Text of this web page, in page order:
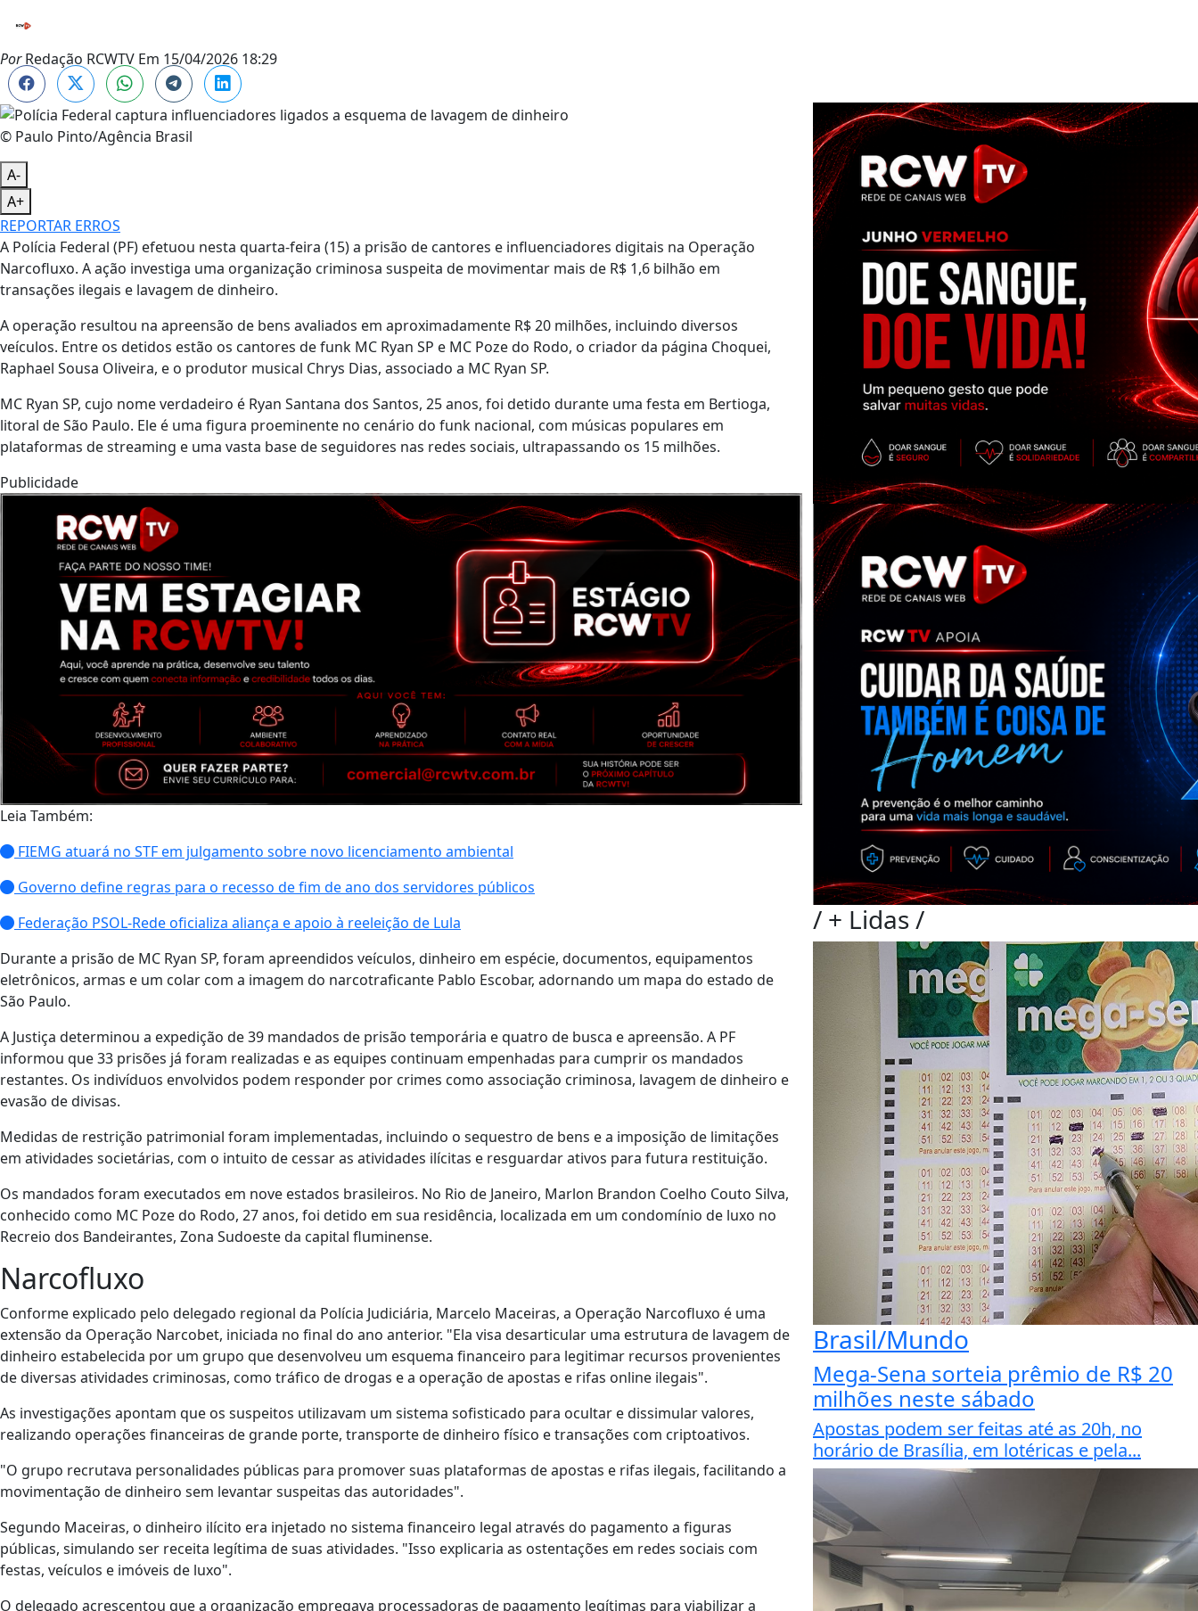
PorRedação RCWTV Em 15/04/2026 18:29
© Paulo Pinto/Agência Brasil
A-
A+
REPORTAR ERROS
A Polícia Federal (PF) efetuou nesta quarta-feira (15) a prisão de cantores e influenciadores digitais na Operação
Narcofluxo. A ação investiga uma organização criminosa suspeita de movimentar mais de R$ 1,6 bilhão em
transações ilegais e lavagem de dinheiro.
A operação resultou na apreensão de bens avaliados em aproximadamente R$ 20 milhões, incluindo diversos
veículos. Entre os detidos estão os cantores de funk MC Ryan SP e MC Poze do Rodo, o criador da página Choquei,
Raphael Sousa Oliveira, e o produtor musical Chrys Dias, associado a MC Ryan SP.
MC Ryan SP, cujo nome verdadeiro é Ryan Santana dos Santos, 25 anos, foi detido durante uma festa em Bertioga,
litoral de São Paulo. Ele é uma figura proeminente no cenário do funk nacional, com músicas populares em
plataformas de streaming e uma vasta base de seguidores nas redes sociais, ultrapassando os 15 milhões.
Publicidade
Leia Também:
FIEMG atuará no STF em julgamento sobre novo licenciamento ambiental
Governo define regras para o recesso de fim de ano dos servidores públicos
Federação PSOL-Rede oficializa aliança e apoio à reeleição de Lula
Durante a prisão de MC Ryan SP, foram apreendidos veículos, dinheiro em espécie, documentos, equipamentos
eletrônicos, armas e um colar com a imagem do narcotraficante Pablo Escobar, adornando um mapa do estado de
São Paulo.
A Justiça determinou a expedição de 39 mandados de prisão temporária e quatro de busca e apreensão. A PF
informou que 33 prisões já foram realizadas e as equipes continuam empenhadas para cumprir os mandados
restantes. Os indivíduos envolvidos podem responder por crimes como associação criminosa, lavagem de dinheiro e
evasão de divisas.
Medidas de restrição patrimonial foram implementadas, incluindo o sequestro de bens e a imposição de limitações
em atividades societárias, com o intuito de cessar as atividades ilícitas e resguardar ativos para futura restituição.
Os mandados foram executados em nove estados brasileiros. No Rio de Janeiro, Marlon Brandon Coelho Couto Silva,
conhecido como MC Poze do Rodo, 27 anos, foi detido em sua residência, localizada em um condomínio de luxo no
Recreio dos Bandeirantes, Zona Sudoeste da capital fluminense.
Narcofluxo
Conforme explicado pelo delegado regional da Polícia Judiciária, Marcelo Maceiras, a Operação Narcofluxo é uma
extensão da Operação Narcobet, iniciada no final do ano anterior. "Ela visa desarticular uma estrutura de lavagem de
dinheiro estabelecida por um grupo que desenvolveu um esquema financeiro para legitimar recursos provenientes
de diversas atividades criminosas, como tráfico de drogas e a operação de apostas e rifas online ilegais".
As investigações apontam que os suspeitos utilizavam um sistema sofisticado para ocultar e dissimular valores,
realizando operações financeiras de grande porte, transporte de dinheiro físico e transações com criptoativos.
"O grupo recrutava personalidades públicas para promover suas plataformas de apostas e rifas ilegais, facilitando a
movimentação de dinheiro sem levantar suspeitas das autoridades".
Segundo Maceiras, o dinheiro ilícito era injetado no sistema financeiro legal através do pagamento a figuras
públicas, simulando ser receita legítima de suas atividades. "Isso explicaria as ostentações em redes sociais com
festas, veículos e imóveis de luxo".
O delegado acrescentou que a organização empregava processadoras de pagamento legítimas para viabilizar a
/ + Lidas/
Brasil/Mundo
Mega-Sena sorteia prêmio de R$ 20
milhões neste sábado
Apostas podem ser feitas até as 20h, no
horário de Brasília, em lotéricas e pela...